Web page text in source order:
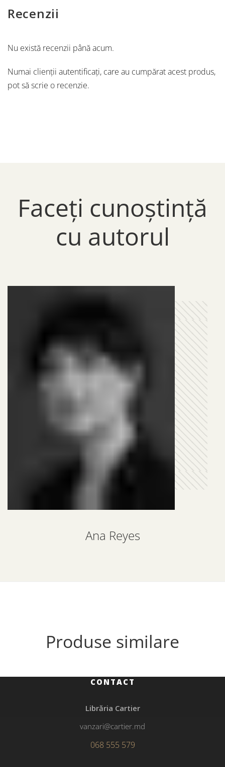
Recenzii
Nu există recenzii până acum.
Numai clienții autentificați, care au cumpărat acest produs,
pot să scrie o recenzie.
Faceți cunoștință
cu autorul
Ana Reyes
Produse similare
CONTACT
Librăria Cartier
vanzari@cartier.md
068 555 579